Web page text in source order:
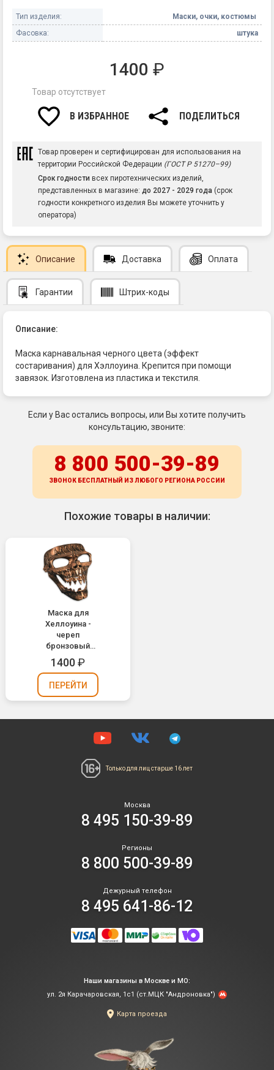
Тип изделия:
Маски, очки, костюмы
Фасовка:
штука
1400 ₽
Товар отсутствует
В ИЗБРАННОЕ ПОДЕЛИТЬСЯ
Товар проверен и сертифицирован для использования на
территории Российской Федерации (ГОСТ Р 51270–99)
Срок годности всех пиротехнических изделий,
представленных в магазине: до 2027 - 2029 года (срок
годности конкретного изделия Вы можете уточнить у
оператора)
Описание Доставка Оплата
Гарантии Штрих-коды
Описание:
Маска карнавальная черного цвета (эффект
состаривания) для Хэллоуина. Крепится при помощи
завязок. Изготовлена из пластика и текстиля.
Если у Вас остались вопросы, или Вы хотите получить
консультацию, звоните:
8 800 500-39-89
ЗВОНОК БЕСПЛАТНЫЙ ИЗ ЛЮБОГО РЕГИОНА РОССИИ
Похожие товары в наличии:
Маска для
Хеллоуина -
череп
бронзовый
(М19)
1400₽
ПЕРЕЙТИ
Только для лиц старше 16 лет
Москва
8 495 150-39-89
Регионы
8 800 500-39-89
Дежурный телефон
8 495 641-86-12
Наши магазины в Москве и МО:
ул. 2я Карачаровская, 1с1 (ст.МЦК "Андроновка")
Карта проезда